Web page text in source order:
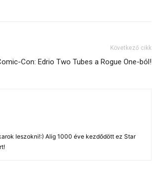
Következő cikk
Con: Edrio Two Tubes a Rogue One-ból!
leszokni!:) Alig 1000 éve kezdődött ez Star